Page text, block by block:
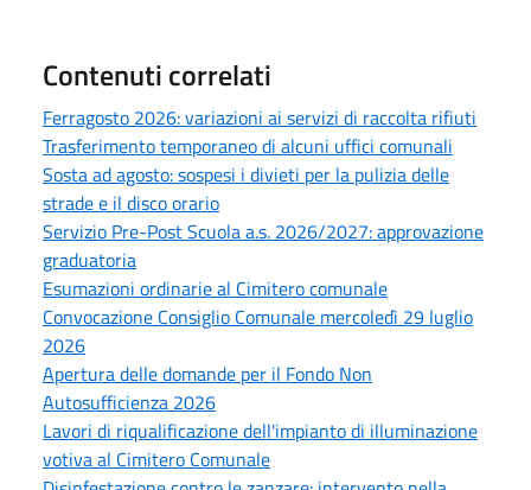
Contenuti correlati
Ferragosto 2026: variazioni ai servizi di raccolta rifiuti
Trasferimento temporaneo di alcuni uffici comunali
Sosta ad agosto: sospesi i divieti per la pulizia delle
strade e il disco orario
Servizio Pre-Post Scuola a.s. 2026/2027: approvazione
graduatoria
Esumazioni ordinarie al Cimitero comunale
Convocazione Consiglio Comunale mercoledì 29 luglio
2026
Apertura delle domande per il Fondo Non
Autosufficienza 2026
Lavori di riqualificazione dell'impianto di illuminazione
votiva al Cimitero Comunale